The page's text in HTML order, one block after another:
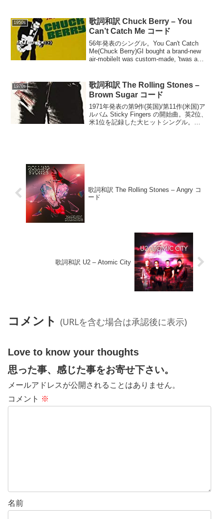
1950s
歌詞和訳 Chuck Berry – You
Can’t Catch Me コード
56年発表のシングル。You Can't Catch
Me(Chuck Berry)GI bought a brand-new
air-mobileIt was custom-made, 'twas a
1970s
歌詞和訳 The Rolling Stones –
Brown Sugar コード
1971年発表の第9作(英国)/第11作(米国)ア
ルバム Sticky Fingers の開始曲。英2位、
米1位を記録した大ヒットシングル。
歌詞和訳 The Rolling Stones – Angry コ
ード
歌詞和訳 U2 – Atomic City
コメント (URLを含む場合は承認後に表示)
Love to know your thoughts
思った事、感じた事をお寄せ下さい。
メールアドレスが公開されることはありません。
コメント ※
名前